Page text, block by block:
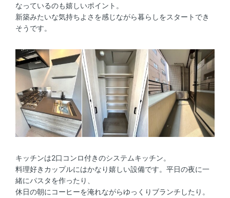
なっているのも嬉しいポイント。
新築みたいな気持ちよさを感じながら暮らしをスタートでき
そうです。
キッチンは2口コンロ付きのシステムキッチン。
料理好きカップルにはかなり嬉しい設備です。平日の夜に一
緒にパスタを作ったり、
休日の朝にコーヒーを淹れながらゆっくりブランチしたり。